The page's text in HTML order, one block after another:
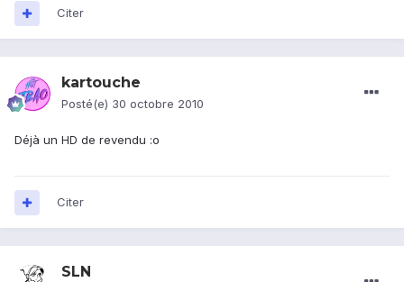
Citer
kartouche
Posté(e) 30 octobre 2010
Déjà un HD de revendu :o
Citer
SLN